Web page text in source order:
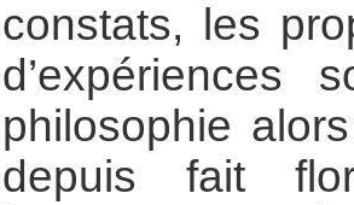
constats, les
d’expériences
philosophie
depuis fait